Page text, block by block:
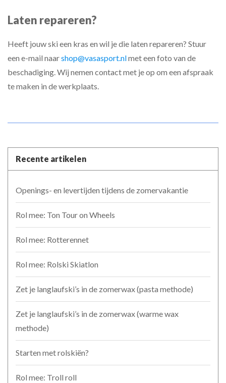
Laten repareren?
Heeft jouw ski een kras en wil je die laten repareren? Stuur
een e-mail naarshop@vasasport.nlmet een foto van de
beschadiging. Wij nemen contact met je op om een afspraak
te maken in de werkplaats.
Recente artikelen
Openings- en levertijden tijdens de zomervakantie
Rol mee: Ton Tour on Wheels
Rol mee: Rotterennet
Rol mee: Rolski Skiatlon
Zet je langlaufski’s in de zomerwax (pasta methode)
Zet je langlaufski’s in de zomerwax (warme wax
methode)
Starten met rolskiën?
Rol mee: Troll roll